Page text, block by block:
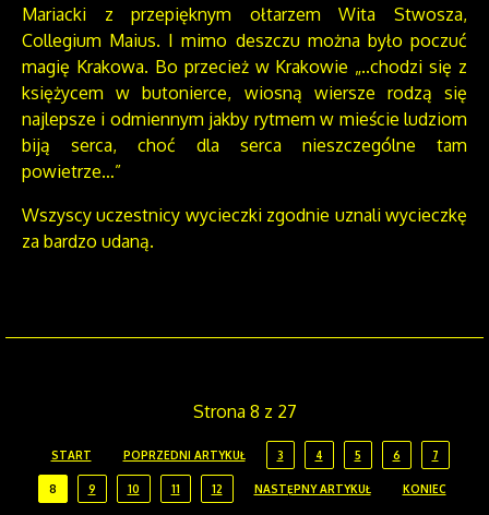
Mariacki z przepięknym ołtarzem Wita Stwosza,
Collegium Maius. I mimo deszczu można było poczuć
magię Krakowa. Bo przecież w Krakowie „..chodzi się z
księżycem w butonierce, wiosną wiersze rodzą się
najlepsze i odmiennym jakby rytmem w mieście ludziom
biją serca, choć dla serca nieszczególne tam
powietrze…”
Wszyscy uczestnicy wycieczki zgodnie uznali wycieczkę
za bardzo udaną.
Strona 8 z 27
START POPRZEDNI ARTYKUŁ 3 4 5 6 7
8 9 10 11 12 NASTĘPNY ARTYKUŁ KONIEC